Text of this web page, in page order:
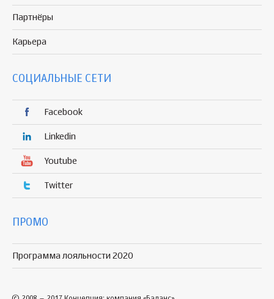
Партнёры
Карьера
СОЦИАЛЬНЫЕ СЕТИ
Facebook
Linkedin
Youtube
Twitter
ПРОМО
Программа лояльности 2020